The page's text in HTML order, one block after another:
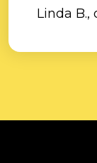
Linda B.,